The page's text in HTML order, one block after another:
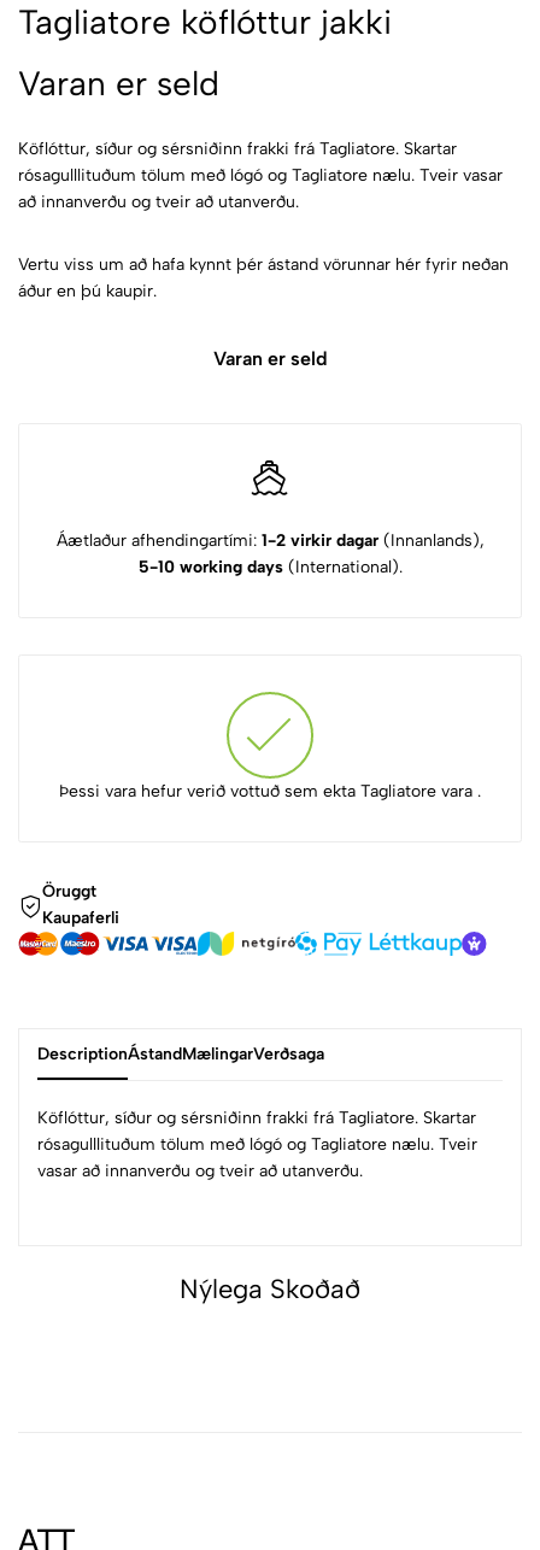
Tagliatore köflóttur jakki
Varan er seld
Köflóttur, síður og sérsniðinn frakki frá Tagliatore. Skartar
rósagulllituðum tölum með lógó og Tagliatore nælu. Tveir vasar
að innanverðu og tveir að utanverðu.
Vertu viss um að hafa kynnt þér ástand vörunnar hér fyrir neðan
áður en þú kaupir.
Varan er seld
Áætlaður afhendingartími: 1-2 virkir dagar (Innanlands),
5-10 working days(International).
Þessi vara hefur verið vottuð sem ekta Tagliatore vara .
Öruggt
Kaupaferli
DescriptionÁstandMælingarVerðsaga
Köflóttur, síður og sérsniðinn frakki frá Tagliatore. Skartar
rósagulllituðum tölum með lógó og Tagliatore nælu. Tveir
vasar að innanverðu og tveir að utanverðu.
Nýlega Skoðað